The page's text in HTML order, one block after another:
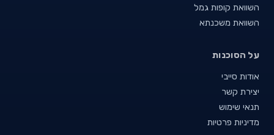
השוואת קופות גמל
השוואת משכנתא
על הסוכנות
אודות סייבי
יצירת קשר
תנאי שימוש
מדיניות פרטיות